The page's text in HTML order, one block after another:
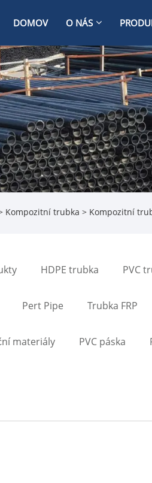
DOMOV O NÁS
Kompozitní trubka > Kompozitní
HDPE trubka PVC
Pert Pipe Trubka FRP
materiály PVC páska